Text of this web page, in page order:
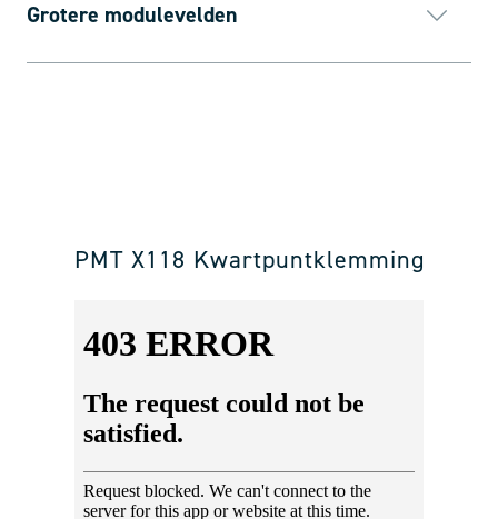
Grotere modulevelden
PMT X118 Kwartpuntklemming